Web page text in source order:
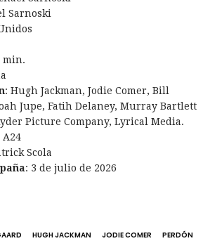
Sarnoski
min.
: Hugh Jackman, Jodie Comer, Bill
Jupe, Fatih Delaney, Murray Bartlett
Picture Company, Lyrical Media.
Scola
: 3 de julio de 2026
HUGH JACKMAN JODIE COMER
PERDÓN